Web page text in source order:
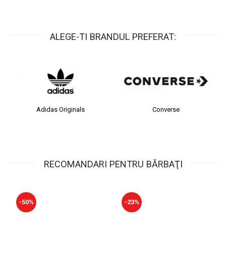
ALEGE-TI BRANDUL PREFERAT:
Originals
RECOMANDARI PENTRU BĂRBAŢI
-50% -23%